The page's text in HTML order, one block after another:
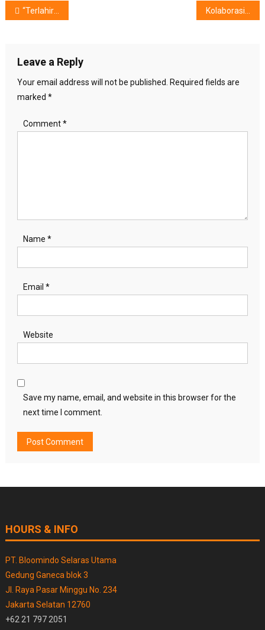
Post
“Terlahir Kembali” : Kreasi Mode Tak Ternilai
Leave a Reply
Your email address will not be published.
Required fields are
marked *
Comment*
Name *
Email *
Website
Save my name, email, and website in this browser for the
next time I comment.
HOURS & INFO
PT. Bloomindo Selaras Utama
Gedung Ganeca blok 3
Jl. Raya Pasar Minggu No. 234
Jakarta Selatan 12760
+62 21 797 2051